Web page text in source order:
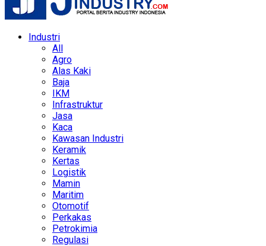
Industri
All
Agro
Alas Kaki
Baja
IKM
Infrastruktur
Jasa
Kaca
Kawasan Industri
Keramik
Kertas
Logistik
Mamin
Maritim
Otomotif
Perkakas
Petrokimia
Regulasi